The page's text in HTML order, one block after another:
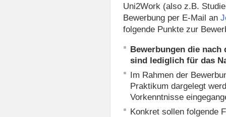
Uni2Work (also z.B.
Bewerbung per E-Mail an
folgende Punkte zur
Bewerbungen die nach
sind lediglich für das
Im Rahmen der
Praktikum dargelegt
Vorkenntnisse
Konkret sollen folgende